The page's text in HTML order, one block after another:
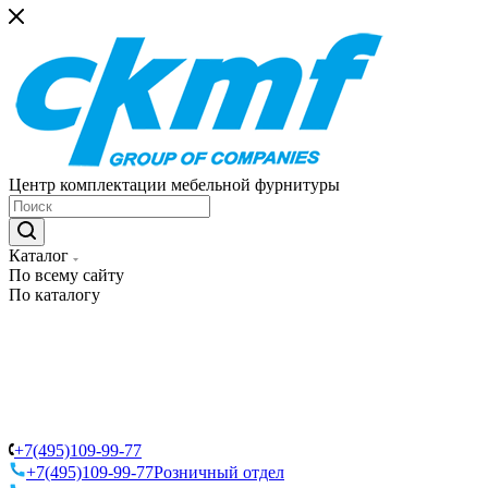
Центр комплектации мебельной фурнитуры
Каталог
По всему сайту
По каталогу
+7(495)109-99-77
+7(495)109-99-77Розничный отдел